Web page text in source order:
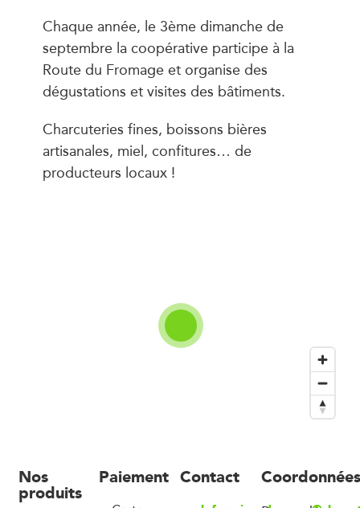
Chaque année, le 3ème dimanche de
septembre la coopérative participe à la
Route du Fromage et organise des
dégustations et visites des bâtiments.
Charcuteries fines, boissons bières
artisanales, miel, confitures… de
producteurs locaux !
Nos
produits
Paiement Contact Coordonnées